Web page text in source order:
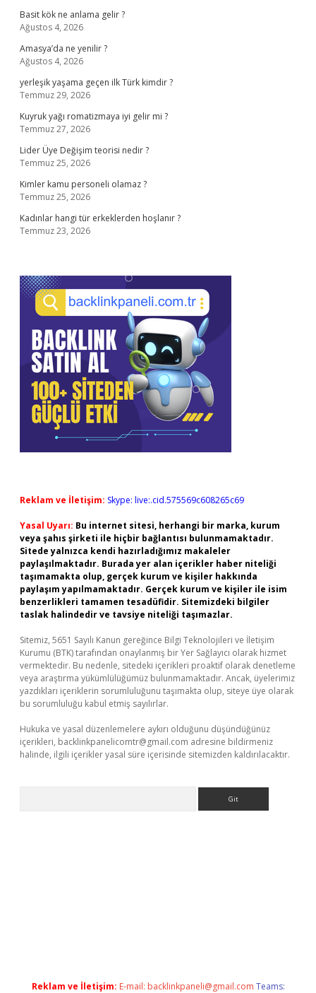
Basit kök ne anlama gelir ?
Ağustos 4, 2026
Amasya’da ne yenilir ?
Ağustos 4, 2026
yerleşik yaşama geçen ilk Türk kimdir ?
Temmuz 29, 2026
Kuyruk yağı romatizmaya iyi gelir mi ?
Temmuz 27, 2026
Lider Üye Değişim teorisi nedir ?
Temmuz 25, 2026
Kimler kamu personeli olamaz ?
Temmuz 25, 2026
Kadınlar hangi tür erkeklerden hoşlanır ?
Temmuz 23, 2026
Reklam ve İletişim: Skype: live:.cid.575569c608265c69
Yasal Uyarı: Bu internet sitesi, herhangi bir marka, kurum
veya şahıs şirketi ile hiçbir bağlantısı bulunmamaktadır.
Sitede yalnızca kendi hazırladığımız makaleler
paylaşılmaktadır. Burada yer alan içerikler haber niteliği
taşımamakta olup, gerçek kurum ve kişiler hakkında
paylaşım yapılmamaktadır. Gerçek kurum ve kişiler ile isim
benzerlikleri tamamen tesadüfidir. Sitemizdeki bilgiler
taslak halindedir ve tavsiye niteliği taşımazlar.
Sitemiz, 5651 Sayılı Kanun gereğince Bilgi Teknolojileri ve İletişim
Kurumu (BTK) tarafından onaylanmış bir Yer Sağlayıcı olarak hizmet
vermektedir. Bu nedenle, sitedeki içerikleri proaktif olarak denetleme
veya araştırma yükümlülüğümüz bulunmamaktadır. Ancak, üyelerimiz
yazdıkları içeriklerin sorumluluğunu taşımakta olup, siteye üye olarak
bu sorumluluğu kabul etmiş sayılırlar.
Hukuka ve yasal düzenlemelere aykırı olduğunu düşündüğünüz
içerikleri, backlinkpanelicomtr@gmail.com adresine bildirmeniz
halinde, ilgili içerikler yasal süre içerisinde sitemizden kaldırılacaktır.
Reklam ve İletişim: E-mail: backlinkpaneli@gmail.com Teams: